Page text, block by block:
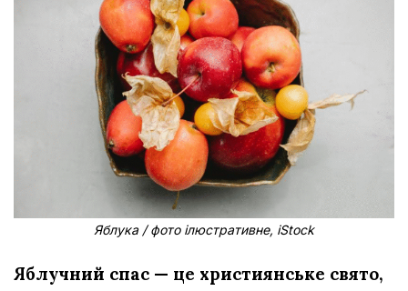
Яблука / фото ілюстративне, iStock
Яблучний спас — це християнське свято,